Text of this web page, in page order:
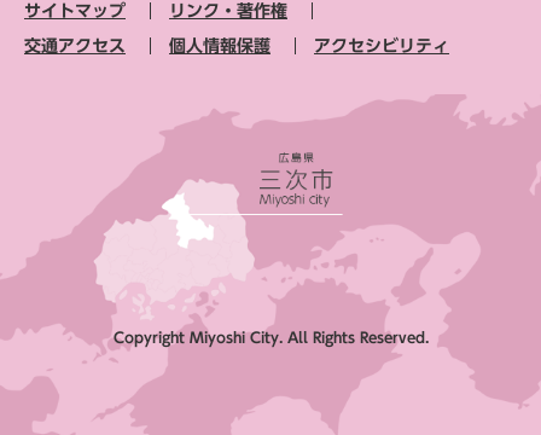
サイトマップ リンク・著作権
交通アクセス 個人情報保護 アクセシビリティ
Copyright Miyoshi City. All Rights Reserved.